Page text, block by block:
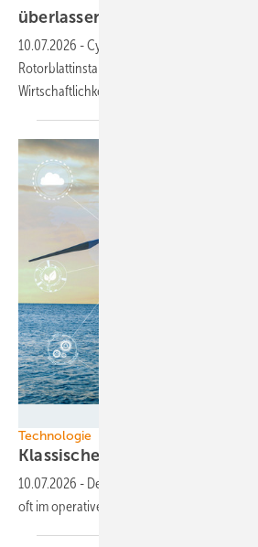
überlassen
10.07.2026 -Cybersecurity,
Rotorblattinstandhaltung als Schlüssel für
Wirtschaftlichkeit
Technologie
Klassische und neue
10.07.2026 - Der wirtschaftliche Erfolg eines
oft im operativen